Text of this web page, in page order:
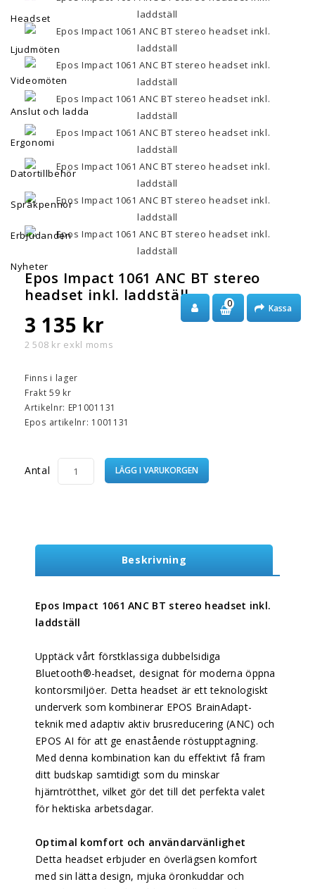
Headset
Ljudmöten
Videomöten
Anslut och ladda
Ergonomi
Datortillbehör
Språkpennor
Erbjudanden
Nyheter
Kassa
0
Epos Impact 1061 ANC BT stereo
headset inkl. laddställ
3 135 kr
2 508 kr exkl moms
Finns i lager
Frakt 59 kr
Artikelnr: EP1001131
Epos artikelnr: 1001131
Antal LÄGG I VARUKORGEN
Beskrivning
Epos Impact 1061 ANC BT stereo headset inkl.
laddställ
Upptäck vårt förstklassiga dubbelsidiga
Bluetooth®-headset, designat för moderna öppna
kontorsmiljöer. Detta headset är ett teknologiskt
underverk som kombinerar EPOS BrainAdapt-
teknik med adaptiv aktiv brusreducering (ANC) och
EPOS AI för att ge enastående röstupptagning.
Med denna kombination kan du effektivt få fram
ditt budskap samtidigt som du minskar
hjärntrötthet, vilket gör det till det perfekta valet
för hektiska arbetsdagar.
Optimal komfort och användarvänlighet
Detta headset erbjuder en överlägsen komfort
med sin lätta design, mjuka öronkuddar och